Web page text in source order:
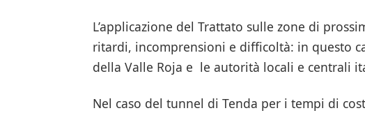
L’applicazione del Trattato sulle zone di
ritardi, incomprensioni e difficoltà: in questo
della Valle Roja e le autorità locali e centrali
Nel caso del tunnel di Tenda per i tempi di